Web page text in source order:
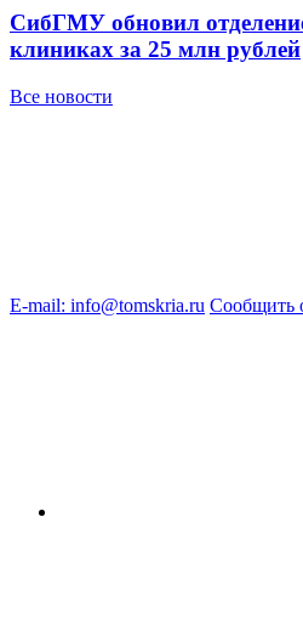
СибГМУ обновил
клиниках за 25 млн рублей
Все новости
E-mail: info@tomskria.ru Сообщить